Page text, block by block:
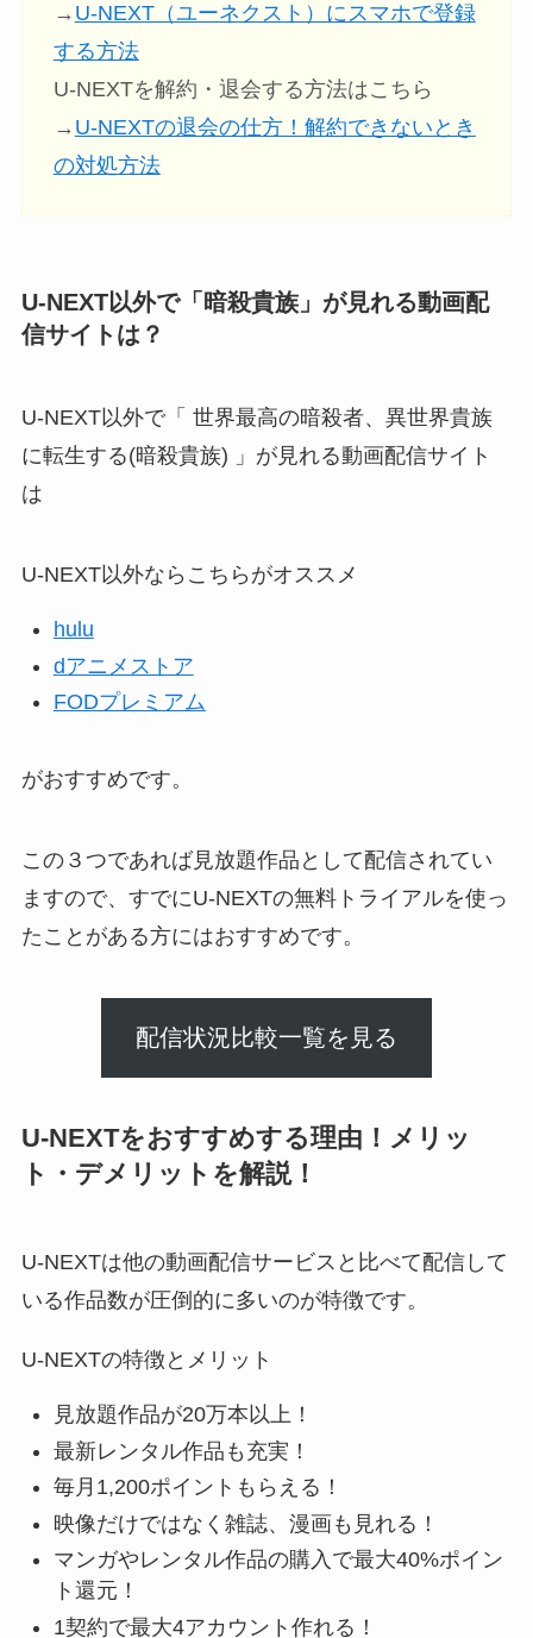
→ U-NEXT（ユーネクスト）にスマホで登録
する方法
U-NEXTを解約・退会する方法はこちら
→ U-NEXTの退会の仕方！解約できないとき
の対処方法
U-NEXT以外で「暗殺貴族」が見れる動画配
信サイトは？
U-NEXT以外で「 世界最高の暗殺者、異世界貴族
に転生する(暗殺貴族) 」が見れる動画配信サイト
は
U-NEXT以外ならこちらがオススメ
hulu
dアニメストア
FODプレミアム
がおすすめです。
この３つであれば見放題作品として配信されてい
ますので、すでにU-NEXTの無料トライアルを使っ
たことがある方にはおすすめです。
配信状況比較一覧を見る
U-NEXTをおすすめする理由！メリッ
ト・デメリットを解説！
U-NEXTは他の動画配信サービスと比べて配信して
いる作品数が圧倒的に多いのが特徴です。
U-NEXTの特徴とメリット
見放題作品が20万本以上！
最新レンタル作品も充実！
毎月1,200ポイントもらえる！
映像だけではなく雑誌、漫画も見れる！
マンガやレンタル作品の購入で最大40%ポイン
ト還元！
1契約で最大4アカウント作れる！